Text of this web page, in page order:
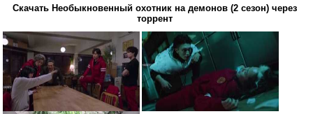
Скачать Необыкновенный охотник на демонов (2 сезон) через
торрент